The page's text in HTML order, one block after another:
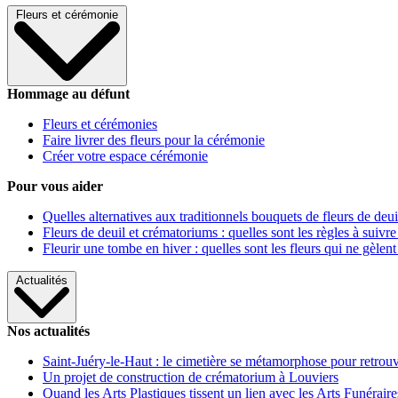
Fleurs et cérémonie
Hommage au défunt
Fleurs et cérémonies
Faire livrer des fleurs pour la cérémonie
Créer votre espace cérémonie
Pour vous aider
Quelles alternatives aux traditionnels bouquets de fleurs de
Fleurs de deuil et crématoriums : quelles sont les règles à
Fleurir une tombe en hiver : quelles sont les fleurs qui ne gèlent
Actualités
Nos actualités
Saint-Juéry-le-Haut : le cimetière se métamorphose pour
Un projet de construction de crématorium à Louviers
Quand les Arts Plastiques tissent un lien avec les Arts